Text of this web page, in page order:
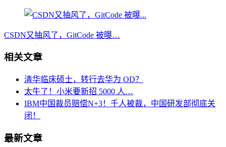
CSDN又抽风了，GitCode 被曝…
相关文章
清华临床硕士，转行去华为 OD？
太牛了！小米要新招 5000 人…
IBM中国裁员赔偿N+3！千人被裁，中国研发部彻底关
闭！
最新文章